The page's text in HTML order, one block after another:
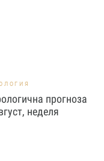
прогноза
неделя